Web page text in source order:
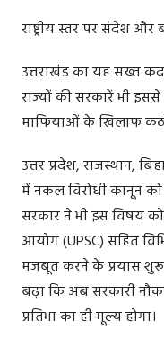
राष्ट्रीय स्तर पर संदेश
उत्तराखंड का यह सख्त
राज्यों की सरकारें भी
माफियाओं के खिलाफ
उत्तर प्रदेश, राजस्थान,
में नकल विरोधी कानून
सरकार ने भी इस विषय
आयोग (UPSC) सहित
मजबूत करने के प्रयास
बढ़ा कि अब सरकारी
प्रतिभा का ही मूल्य होगा।